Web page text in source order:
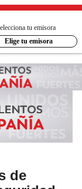
tu emisora
Elige tu emisora
de